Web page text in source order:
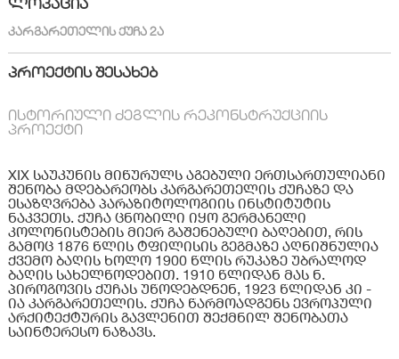
ᲚᲝᲙᲐᲪᲘᲐ
ᲙᲐᲠᲒᲐᲠᲔᲗᲔᲚᲘᲡ ᲥᲣᲩᲐ 2Ა
ᲞᲠᲝᲔᲥᲢᲘᲡ ᲨᲔᲡᲐᲮᲔᲑ
ᲘᲡᲢᲝᲠᲘᲣᲚᲘ ᲫᲔᲒᲚᲘᲡ ᲠᲔᲙᲝᲜᲡᲢᲠᲣᲥᲪᲘᲘᲡ
ᲞᲠᲝᲔᲥᲢᲘ
XIX საუკუნის მიწურულს აგებული ერთსართულიანი
შენობა მდებარეობს კარგარეთელის ქუჩაზე და
ესაზღვრება პარაზიტოლოგიის ინსტიტუტის
ნაკვეთს. ქუჩა ცნობილი იყო გერმანელი
კოლონისტების მიერ გაშენებული ბაღებით, რის
გამოც 1876 წლის ტფილისის გეგმაზე აღნიშნულია
ქვემო ბაღის ხოლო 1900 წლის რუკაზე უბრალოდ
ბაღის სახელწოდებით. 1910 წლიდან მას ნ.
პიროგოვის ქუჩას უწოდებდნენ, 1923 წლიდან კი -
ია კარგარეთელის. ქუჩა წარმოადგენს ევროპული
არქიტექტურის გავლენით შექმნილ შენობათა
საინტერესო ნაზავს.